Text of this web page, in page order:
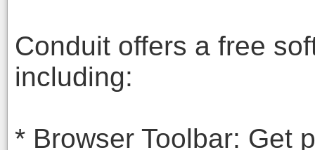
Conduit offers a free
including:
* Browser Toolbar: Get